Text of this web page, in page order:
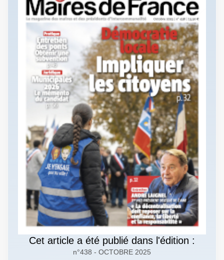
Cet article a été publié dans l'édition :
n°438 - OCTOBRE 2025